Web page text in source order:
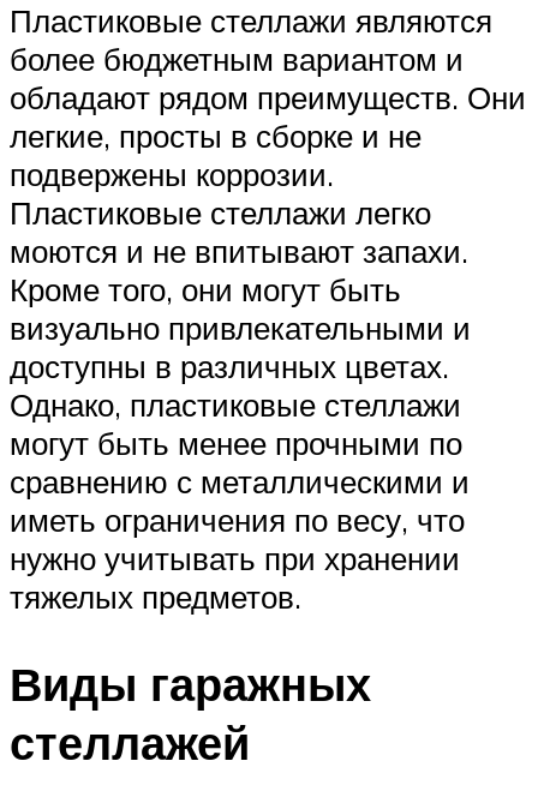
Пластиковые стеллажи являются
более бюджетным вариантом и
обладают рядом преимуществ. Они
легкие, просты в сборке и не
подвержены коррозии.
Пластиковые стеллажи легко
моются и не впитывают запахи.
Кроме того, они могут быть
визуально привлекательными и
доступны в различных цветах.
Однако, пластиковые стеллажи
могут быть менее прочными по
сравнению с металлическими и
иметь ограничения по весу, что
нужно учитывать при хранении
тяжелых предметов.
Виды гаражных
стеллажей